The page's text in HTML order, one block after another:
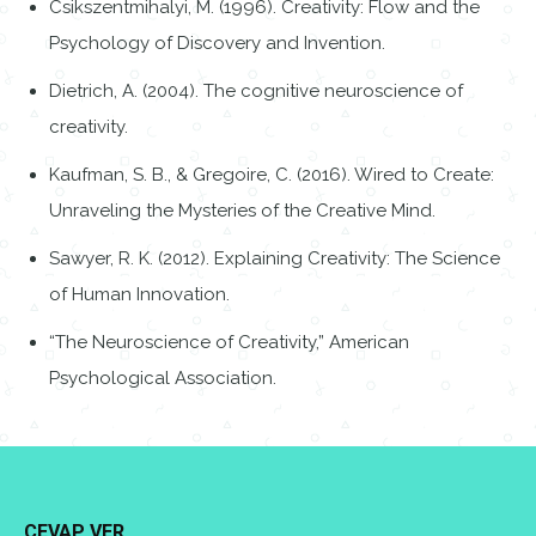
Csikszentmihalyi, M. (1996). Creativity: Flow and the
Psychology of Discovery and Invention.
Dietrich, A. (2004). The cognitive neuroscience of
creativity.
Kaufman, S. B., & Gregoire, C. (2016). Wired to Create:
Unraveling the Mysteries of the Creative Mind.
Sawyer, R. K. (2012). Explaining Creativity: The Science
of Human Innovation.
“The Neuroscience of Creativity,” American
Psychological Association.